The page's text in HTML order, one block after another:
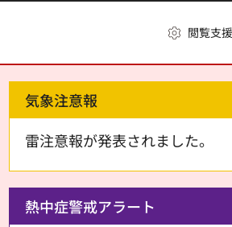
閲覧支援
気象注意報
雷注意報が発表されました。
熱中症警戒アラート